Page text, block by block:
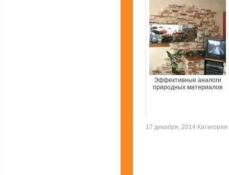
Эффективные аналоги
природных материалов
17 декабря, 2014 Категория